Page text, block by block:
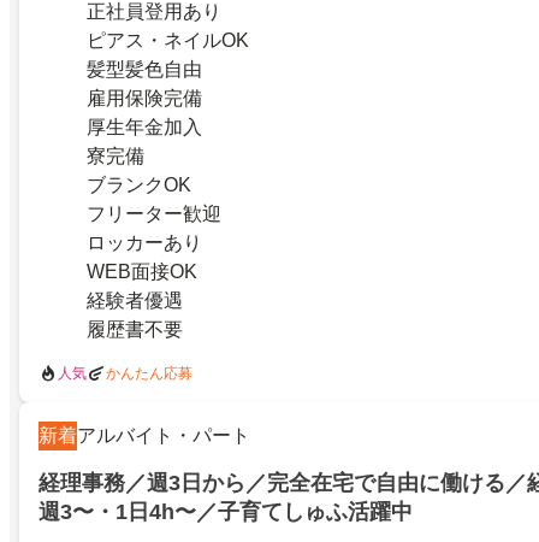
正社員登用あり
ピアス・ネイルOK
髪型髪色自由
雇用保険完備
厚生年金加入
寮完備
ブランクOK
フリーター歓迎
ロッカーあり
WEB面接OK
経験者優遇
履歴書不要
人気 かんたん応募
新着アルバイト・パート
経理事務／週3日から／完全在宅で自由に働ける／
週3〜・1日4h〜／子育てしゅふ活躍中